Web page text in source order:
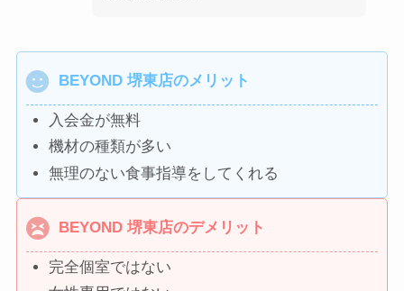
BEYOND 堺東店のメリット
入会金が無料
機材の種類が多い
無理のない食事指導をしてくれる
BEYOND 堺東店のデメリット
完全個室ではない